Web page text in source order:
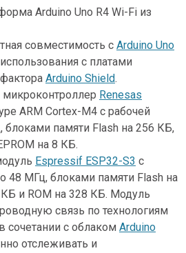
Arduino Uno R4 Wi-Fi из
совместимость c Arduino Uno
с платами
Arduino Shield.
Renesas
ARM Cortex-M4 с рабочей
блоками памяти Flash на 256 КБ,
на 8 КБ.
Espressif ESP32-S3 с
48 МГц, блоками памяти Flash на
и ROM на 328 КБ. Модуль
связь по технологиям
сочетании с облаком Arduino
отслеживать и